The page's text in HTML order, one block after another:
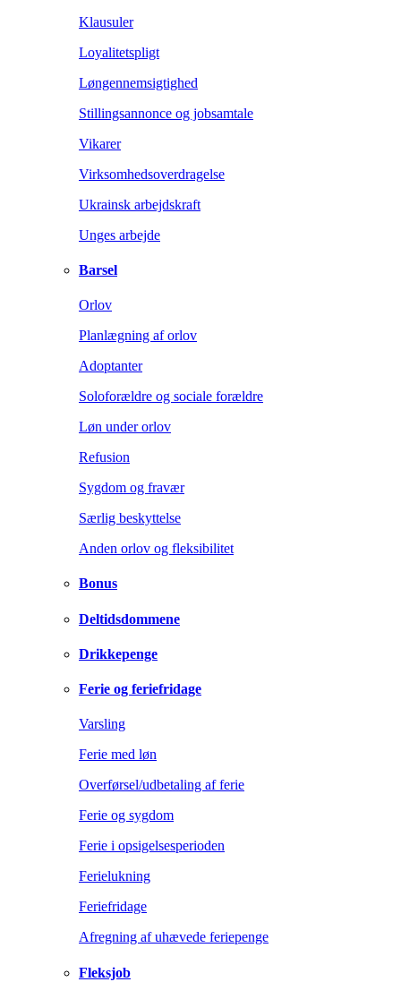
Klausuler
Loyalitetspligt
Løngennemsigtighed
Stillingsannonce og jobsamtale
Vikarer
Virksomhedsoverdragelse
Ukrainsk arbejdskraft
Unges arbejde
Barsel
Orlov
Planlægning af orlov
Adoptanter
Soloforældre og sociale forældre
Løn under orlov
Refusion
Sygdom og fravær
Særlig beskyttelse
Anden orlov og fleksibilitet
Bonus
Deltidsdommene
Drikkepenge
Ferie og feriefridage
Varsling
Ferie med løn
Overførsel/udbetaling af ferie
Ferie og sygdom
Ferie i opsigelsesperioden
Ferielukning
Feriefridage
Afregning af uhævede feriepenge
Fleksjob